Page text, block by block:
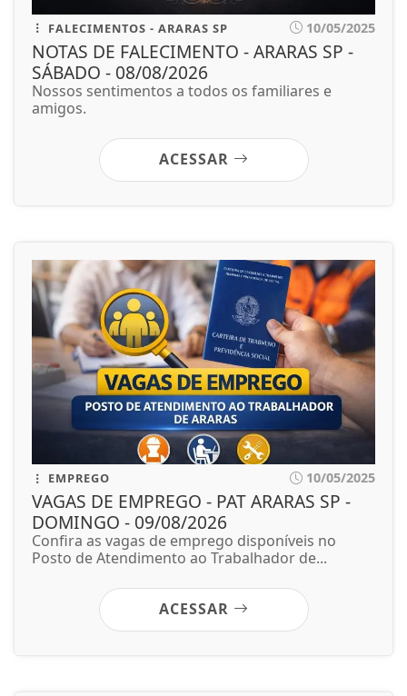
FALECIMENTOS - ARARAS SP 10/05/2025
NOTAS DE FALECIMENTO - ARARAS SP -
SÁBADO - 08/08/2026
Nossos sentimentos a todos os familiares e
amigos.
ACESSAR
EMPREGO 10/05/2025
VAGAS DE EMPREGO - PAT ARARAS SP -
DOMINGO - 09/08/2026
Confira as vagas de emprego disponíveis no
Posto de Atendimento ao Trabalhador de...
ACESSAR